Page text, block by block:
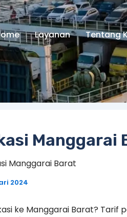
Layanan Tentang
Manggarai
Manggarai Barat
2024
ke Manggarai Barat? Tarif